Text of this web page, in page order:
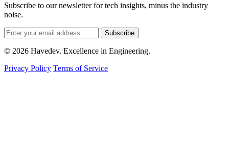
Subscribe to our newsletter for tech insights, minus the industry
noise.
Subscribe
© 2026 Havedev. Excellence in Engineering.
Privacy Policy Terms of Service